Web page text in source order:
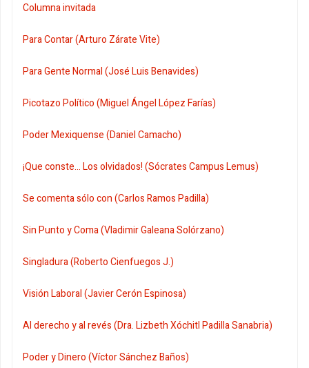
Columna invitada
Para Contar (Arturo Zárate Vite)
Para Gente Normal (José Luis Benavides)
Picotazo Político (Miguel Ángel López Farías)
Poder Mexiquense (Daniel Camacho)
¡Que conste... Los olvidados! (Sócrates Campus Lemus)
Se comenta sólo con (Carlos Ramos Padilla)
Sin Punto y Coma (Vladimir Galeana Solórzano)
Singladura (Roberto Cienfuegos J.)
Visión Laboral (Javier Cerón Espinosa)
Al derecho y al revés (Dra. Lizbeth Xóchitl Padilla Sanabria)
Poder y Dinero (Víctor Sánchez Baños)